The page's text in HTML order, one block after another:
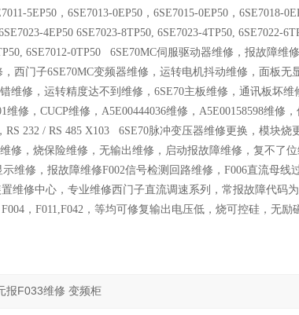
5EP50，6SE7013-0EP50，6SE7015-0EP50，6SE7018-
4EP50 6SE7023-8TP50, 6SE7023-4TP50, 6SE7022-
6SE7012-0TP50 6SE70MC伺服驱动器维修，报故障维
西门子6SE70MC变频器维修，运转电机抖动维修，面板无
维修，运转精度达不到维修，6SE70主板维修，通讯板坏维
修，CUCP维修，A5E00444036维修，A5E00158598维修
RS 232 / RS 485 X103 6SE70脉冲变压器维修更换，模块
修，烧保险维修，无输出维修，启动报故障维修，复不了
维修，报故障维修F002信号检测回路维修，F006直流母线
维修中心，专业维修西门子直流调速系列，常报故障代码为
F004，F011,F042，等均可修复输出电压低，烧可控硅，无